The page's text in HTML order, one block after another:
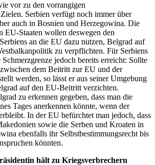
vor zu den vorrangigen
Serbien verfügt noch immer über
auch in Bosnien und Herzegowina. Die
EU-Staaten wollen deswegen den
an die EU dazu nutzen, Belgrad auf
zu verpflichten. Für Serbiens
jedoch bereits erreicht: Sollte
dem Beitritt zur EU und der
werden, so lässt er aus seiner Umgebung
auf den EU-Beitritt verzichten.
zu erkennen gegeben, dass man die
Tages anerkennen könnte, wenn der
In der EU befürchtet man jedoch, dass
sowie die Serben und Kroaten in
ebenfalls ihr Selbstbestimmungsrecht bis
könnten.
hält zu Kriegsverbrechern